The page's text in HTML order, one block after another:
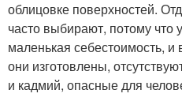
облицовке поверхностей.
часто выбирают, потому что
маленькая себестоимость, и
они изготовлены,
и кадмий, опасные для